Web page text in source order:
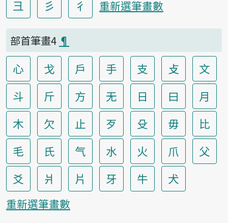
彐 彡 彳 重新選筆畫數
部首筆畫4 ¶
心 戈 戶 手 支 攴
文
斗
斤 方 无 日 曰
月
木
欠 止 歹 殳 毋
比
毛
氏 气 水 火 爪
父
爻
爿 片 牙 牛 犬
重新選筆畫數